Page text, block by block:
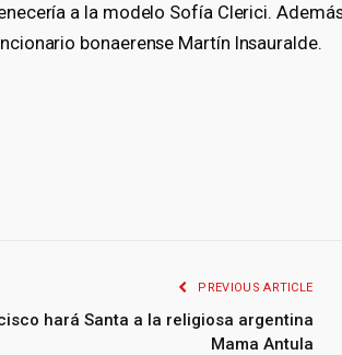
a la modelo Sofía Clerici.
bonaerense Martín Insauralde.
PREVIOUS ARTICLE
hará Santa a la religiosa argentina
Mama Antula